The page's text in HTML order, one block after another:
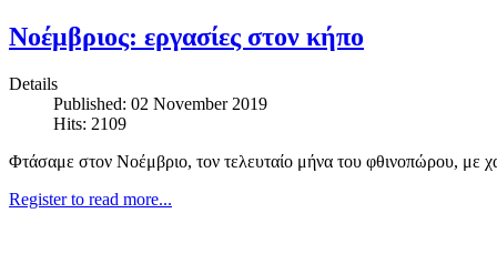
Νοέμβριος: εργασίες στον κήπο
Details
Published: 02 November 2019
Hits: 2109
Φτάσαμε στον Νοέμβριο, τον τελευταίο μήνα του φθινοπώρου, με
Register to read more...